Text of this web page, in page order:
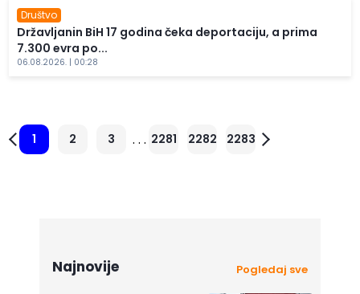
Društvo
Državljanin BiH 17 godina čeka deportaciju, a prima
7.300 evra po...
06.08.2026. | 00:28
1 2 3 . . . 2281 2282 2283
Najnovije Pogledaj sve